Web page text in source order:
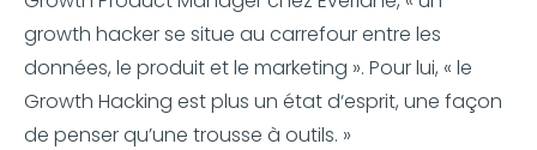
growth hacker se situe au carrefour entre les
données, le produit et le marketing ». Pour lui, « le
Growth Hacking est plus un état d‘esprit, une façon
de penser qu’une trousse à outils. »